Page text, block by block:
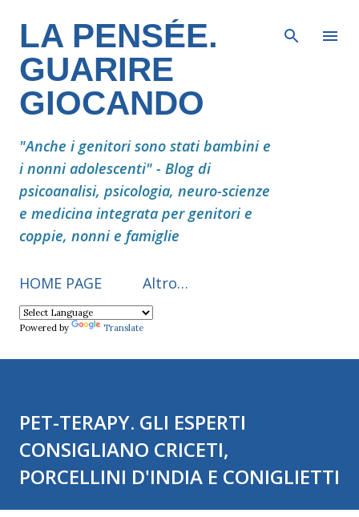
Passa ai contenuti principali
LA PENSÉE.
GUARIRE
GIOCANDO
"Anche i genitori sono stati bambini e
i nonni adolescenti" - Blog di
psicoanalisi, psicologia, neuro-scienze
e medicina integrata per genitori e
coppie, nonni e famiglie
HOME PAGE Altro…
Powered by Translate
PET-TERAPY. GLI ESPERTI
CONSIGLIANO CRICETI,
PORCELLINI D'INDIA E CONIGLIETTI